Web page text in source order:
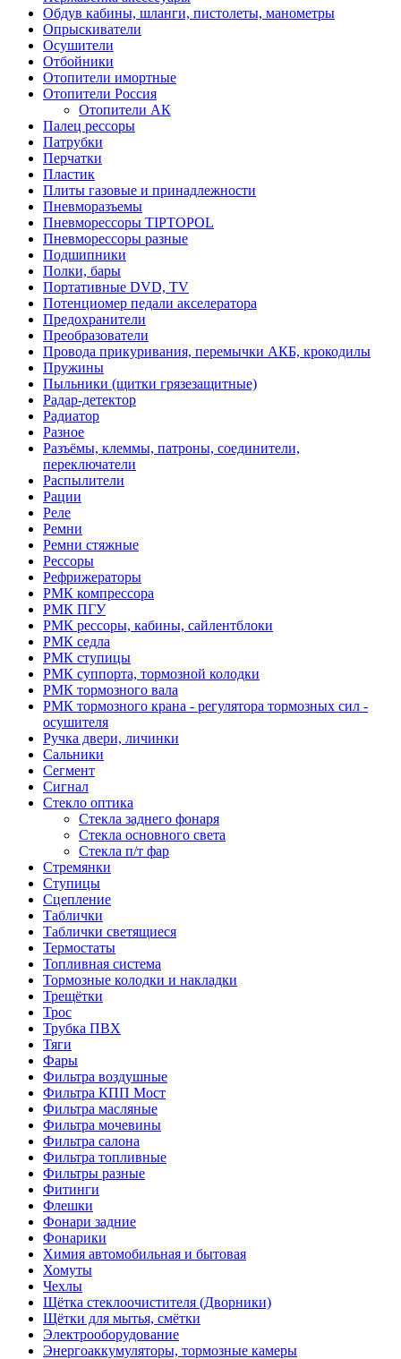
Обдув кабины, шланги, пистолеты, манометры
Опрыскиватели
Осушители
Отбойники
Отопители имортные
Отопители Россия
Отопители АК
Палец рессоры
Патрубки
Перчатки
Пластик
Плиты газовые и принадлежности
Пневморазъемы
Пневморессоры TIPTOPOL
Пневморессоры разные
Подшипники
Полки, бары
Портативные DVD, TV
Потенциомер педали акселератора
Предохранители
Преобразователи
Провода прикуривания, перемычки АКБ, крокодилы
Пружины
Пыльники (щитки грязезащитные)
Радар-детектор
Радиатор
Разное
Разъёмы, клеммы, патроны, соединители,
переключатели
Распылители
Рации
Реле
Ремни
Ремни стяжные
Рессоры
Рефрижераторы
РМК компрессора
РМК ПГУ
РМК рессоры, кабины, сайлентблоки
РМК седла
РМК ступицы
РМК суппорта, тормозной колодки
РМК тормозного вала
РМК тормозного крана - регулятора тормозных сил -
осушителя
Ручка двери, личинки
Сальники
Сегмент
Сигнал
Стекло оптика
Стекла заднего фонаря
Стекла основного света
Стекла п/т фар
Стремянки
Ступицы
Сцепление
Таблички
Таблички светящиеся
Термостаты
Топливная система
Тормозные колодки и накладки
Трещётки
Трос
Трубка ПВХ
Тяги
Фары
Фильтра воздушные
Фильтра КПП Мост
Фильтра масляные
Фильтра мочевины
Фильтра салона
Фильтра топливные
Фильтры разные
Фитинги
Флешки
Фонари задние
Фонарики
Химия автомобильная и бытовая
Хомуты
Чехлы
Щётка стеклоочистителя (Дворники)
Щётки для мытья, смётки
Электрооборудование
Энергоаккумуляторы, тормозные камеры